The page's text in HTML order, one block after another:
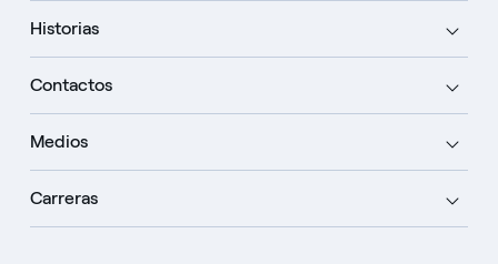
Historias
Contactos
Medios
Carreras